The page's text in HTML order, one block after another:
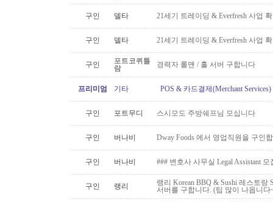
구인 델타 21세기 트레이딩 & Everfresh 사업
구인 델타 21세기 트레이딩 & Everfresh 사업
구인
포트코퀴틀
람
경력자 롤맨 / 홀 서버 구합니다
프리미엄 기타 POS & 카드결제(Merchant
구인 포트무디 스시모도 주방쉐프님 모십니다
구인 버나비 Dway Foods 에서 영업직원을 구인
구인 버나비 ### 변호사 사무실 Legal Assistant 모
구인 랭리
랭리 Korean BBQ & Sushi 레스토
서버를 구합니다. (팁 많이 나옵니다